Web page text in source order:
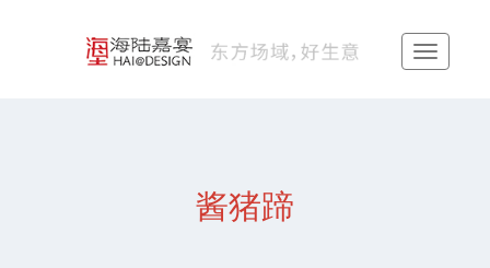
酱猪蹄